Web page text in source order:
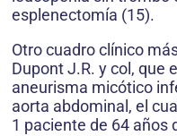
esplenectomía (15).
Otro cuadro clínico
Dupont J.R. y col, que
aneurisma micótico
aorta abdominal, el
1 paciente de 64 años